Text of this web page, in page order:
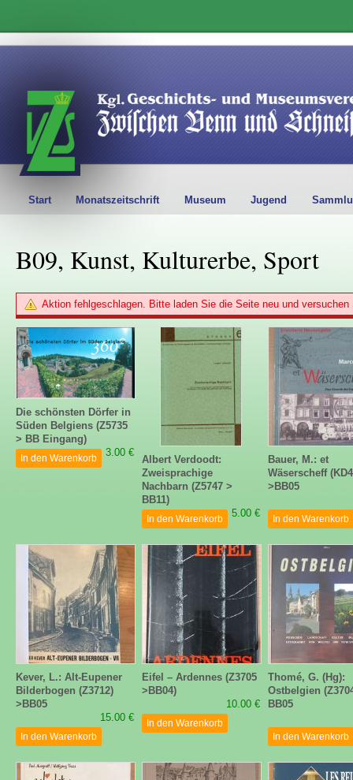
Start Monatszeitschrift Museum Jugend
B09, Kunst, Kulturerbe, Sport
Aktion fehlgeschlagen. Bitte laden Sie die Seite neu und
Die schönsten Dörfer in
Süden Belgiens (Z5735
> BB Eingang)
3.00 €
In den Warenkorb
Albert Verdoodt:
Zweisprachige
Nachbarn (Z5747 >
BB11)
5.00 €
In den Warenkorb
Bauer, M.: et
Wäserscheff
>BB05
In den Warenkorb
Kever, L.: Alt-Eupener
Bilderbogen (Z3712)
>BB05
15.00 €
In den Warenkorb
Eifel – Ardennes (Z3705
>BB04)
10.00 €
In den Warenkorb
Thomé, G. (Hg):
Ostbelgien
BB05
In den Warenkorb